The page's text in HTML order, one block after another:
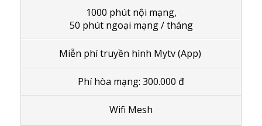
1000 phút nội mạng,
50 phút ngoại mạng / tháng
Miễn phí truyền hình Mytv (App)
Phí hòa mạng: 300.000 đ
Wifi Mesh